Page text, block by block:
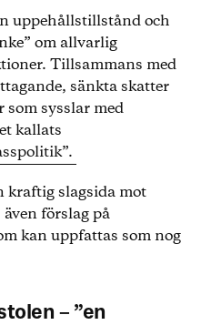
på arbetsmarknaden
ställs på
för organisationer på
ersättningssystem
att även omfatta
tillhörighet.
uppehållstillstånd och
om allvarlig
Tillsammans med
sänkta skatter
som sysslar med
kallats
kraftig slagsida mot
förslag på
kan uppfattas som nog
– ”en